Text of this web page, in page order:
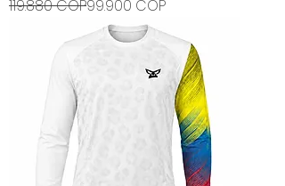
Precio
119.880 COP
Precio de oferta99.900 COP